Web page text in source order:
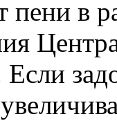
пени в